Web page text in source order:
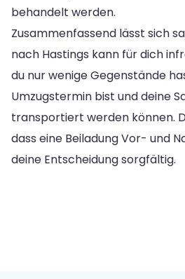
behandelt werden.
Zusammenfassend lässt sich
nach Hastings kann für dich
du nur wenige Gegenstände
Umzugstermin bist und deine
transportiert werden können.
dass eine Beiladung Vor- und
deine Entscheidung sorgfältig.